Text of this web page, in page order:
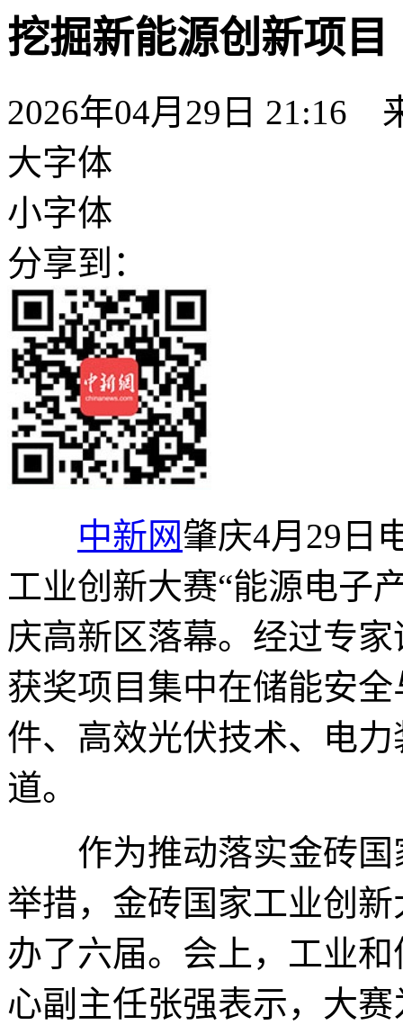
挖掘新能源创新项目
2026年04月29日 21:16
大字体
小字体
分享到：
中新网肇庆4月29日
工业创新大赛“能源电子
庆高新区落幕。经过专
获奖项目集中在储能安
件、高效光伏技术、电
道。
作为推动落实金砖国
举措，金砖国家工业创
办了六届。会上，工业
心副主任张强表示，大